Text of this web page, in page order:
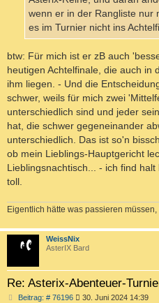
wenn er in der Rangliste nur
es im Turnier nicht ins
btw: Für mich ist er zB auch
heutigen Achtelfinale, die auch in
ihm liegen. - Und die
schwer, weils für mich zwei
unterschiedlich sind und jeder
hat, die schwer gegeneinander
unterschiedlich. Das ist so'n
ob mein Lieblings-Hauptgericht
Lieblingsnachtisch... - ich find
toll.
Eigentlich hätte was passieren
WeissNix
AsterIX Bard
Re: Asterix-Abenteuer-
Beitrag: # 76196B 30. Juni 2024 14:39